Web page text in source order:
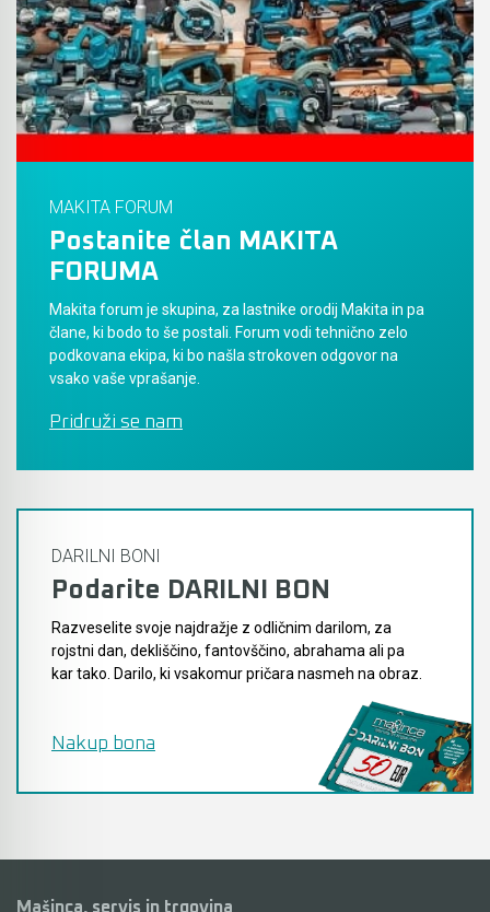
MAKITA FORUM
Postanite član MAKITA
FORUMA
Makita forum je skupina, za lastnike orodij Makita in pa
člane, ki bodo to še postali. Forum vodi tehnično zelo
podkovana ekipa, ki bo našla strokoven odgovor na
vsako vaše vprašanje.
Pridruži se nam
DARILNI BONI
Podarite DARILNI BON
Razveselite svoje najdražje z odličnim darilom, za
rojstni dan, dekliščino, fantovščino, abrahama ali pa
kar tako. Darilo, ki vsakomur pričara nasmeh na obraz.
Nakup bona
Mašinca, servis in trgovina
Akumulatorski vezalci in rezalniki armature &
navojnih palic
Akumulatorska mikrovalovna pečica
Akumulatorski čistilniki